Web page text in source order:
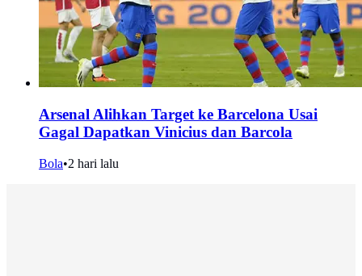
Arsenal Alihkan Target ke Barcelona Usai
Gagal Dapatkan Vinicius dan Barcola
Bola•2 hari lalu